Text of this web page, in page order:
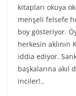
kitapları okuya
menşeli felsefe
boy gösteriyor.
herkesin aklının
iddia ediyor.
başkalarına akıl
inciler!..